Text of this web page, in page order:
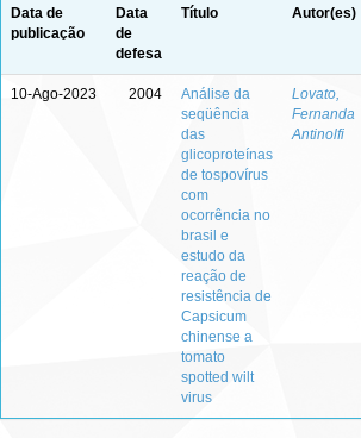
Data de
publicação
Data
de
defesa
Título Autor(es)
10-Ago-2023 2004
Análise da
seqüência
das
glicoproteínas
de tospovírus
com
ocorrência no
brasil e
estudo da
reação de
resistência de
Capsicum
chinense a
tomato
spotted wilt
virus
Lovato,
Fernanda
Antinolfi